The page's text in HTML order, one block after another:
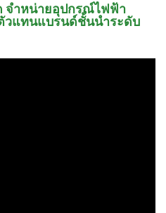
จำหน่ายอุปกรณ์ไฟฟ้า
วแทนแบรนด์ชั้นนำระดับ